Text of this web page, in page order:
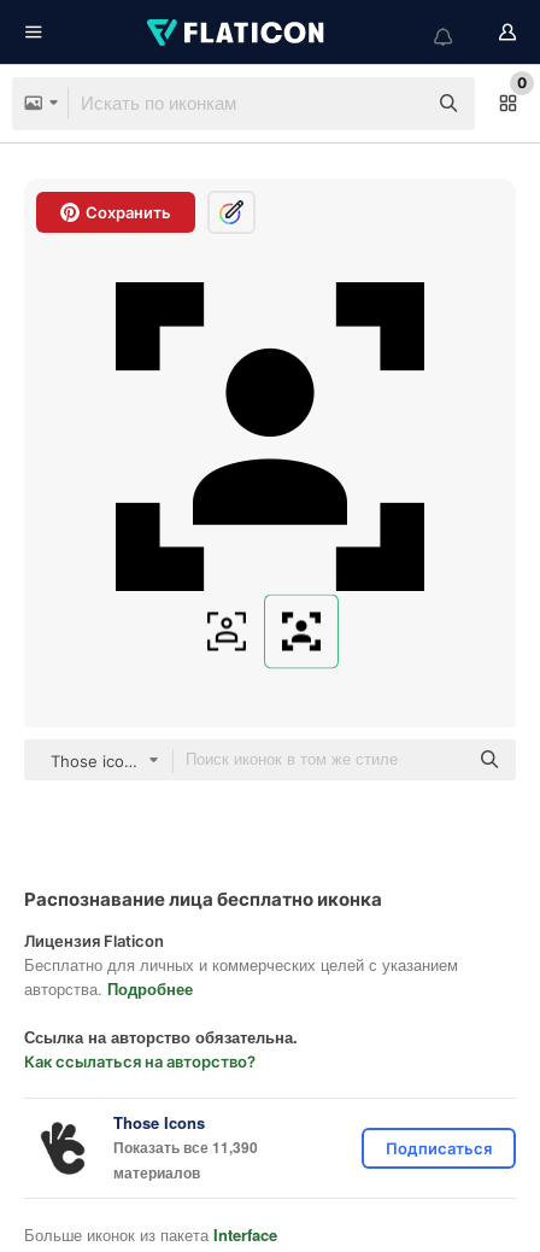
0
Сохранить
Those icons Fill
Распознавание лица бесплатно иконка
Лицензия Flaticon
Бесплатно для личных и коммерческих целей с указанием
авторства. Подробнее
Ссылка на авторство обязательна.
Как ссылаться на авторство?
Those Icons
Показать все 11,390
материалов
Подписаться
Больше иконок из пакета Interface